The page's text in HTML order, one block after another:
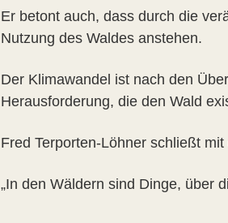
Er betont auch, dass durch die
Nutzung des Waldes anstehen.
Der Klimawandel ist nach den
Herausforderung, die den Wald
Fred Terporten-Löhner schließt
„In den Wäldern sind Dinge, über